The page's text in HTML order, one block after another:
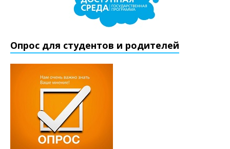
Опрос для студентов и родителей